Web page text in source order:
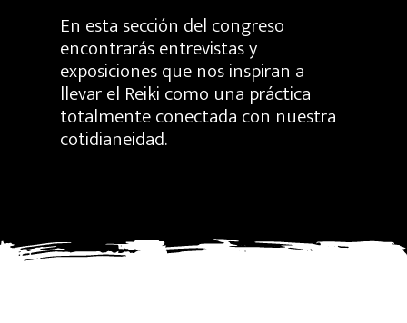
En esta sección del congreso
encontrarás entrevistas y
exposiciones que nos inspiran a
llevar el Reiki como una práctica
totalmente conectada con nuestra
cotidianeidad.